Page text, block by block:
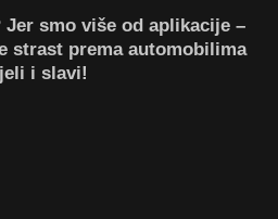
Jer smo više od aplikacije –
strast prema automobilima
i slavi!